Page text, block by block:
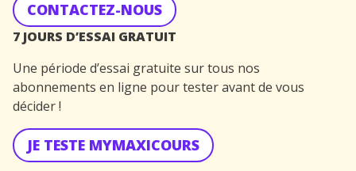
CONTACTEZ-NOUS
7 JOURS D’ESSAI GRATUIT
Une période d’essai gratuite sur tous nos
abonnements en ligne pour tester avant de vous
décider !
JE TESTE MYMAXICOURS